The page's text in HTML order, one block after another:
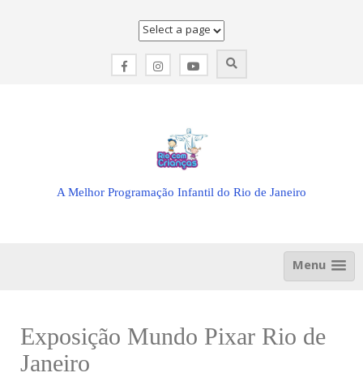
A Melhor Programação Infantil do Rio de Janeiro
Menu
Exposição Mundo Pixar Rio de
Janeiro